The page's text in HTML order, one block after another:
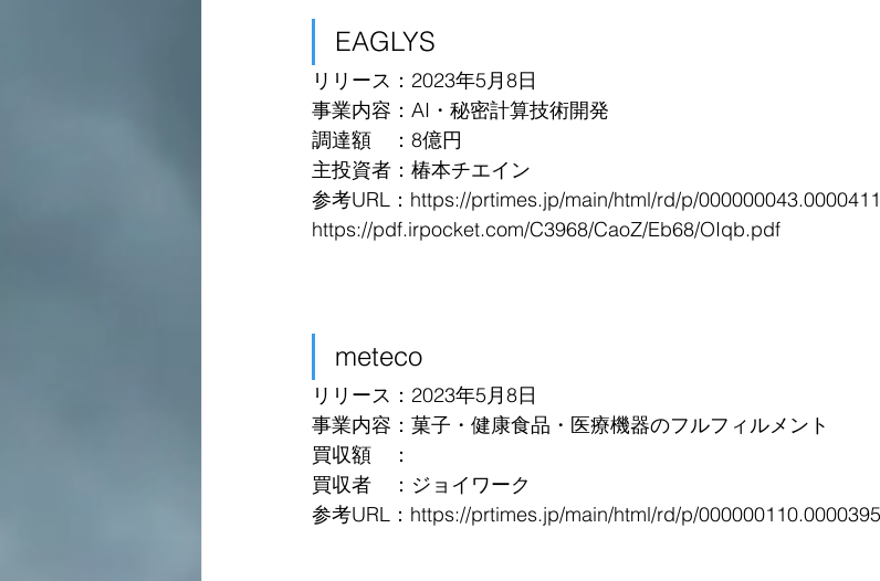
EAGLYS
リリース：2023年5月8日
事業内容：AI・秘密計算技術開発
調達額　：8億円
主投資者：椿本チエイン
参考URL：https://prtimes.jp/main/html/rd/p/
https://pdf.irpocket.com/C3968/CaoZ/Eb68/OIqb.pdf
meteco
リリース：2023年5月8日
事業内容：菓子・健康食品・医療機器のフルフィルメント
買収額　：
買収者　：ジョイワーク
参考URL：https://prtimes.jp/main/html/rd/p/